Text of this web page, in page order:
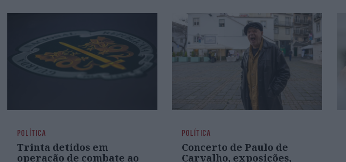
POLÍTICA
Trinta detidos em
operação de combate ao
POLÍTICA
Concerto de Paulo de
Carvalho, exposições,